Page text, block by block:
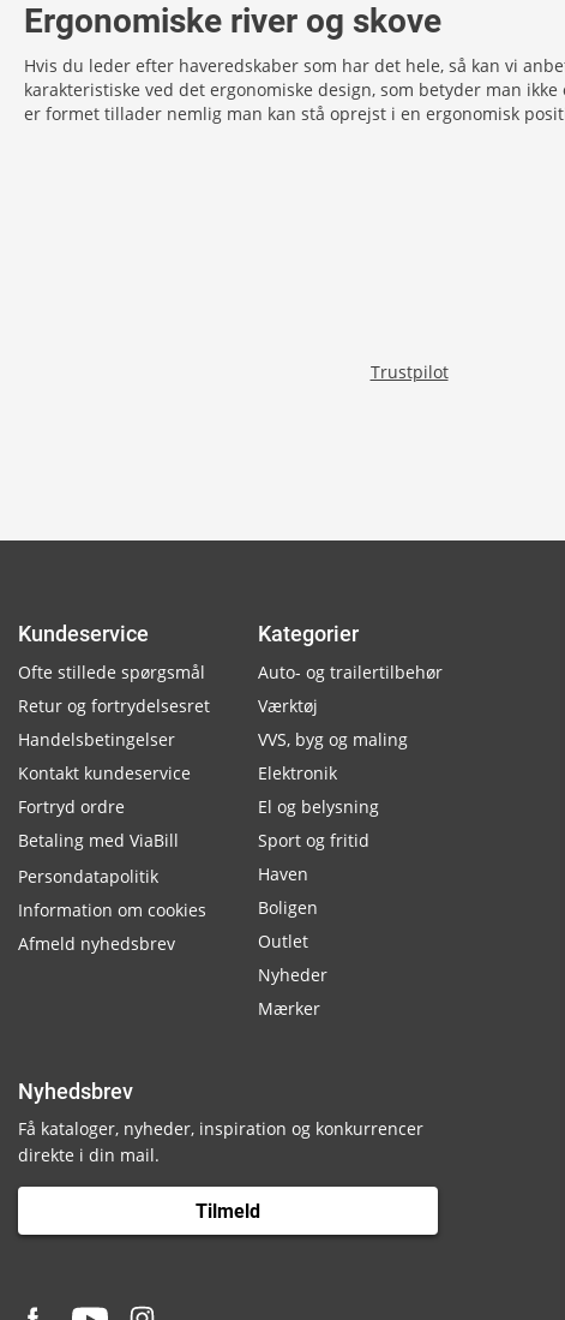
Ergonomiske river og skove
Hvis du leder efter haveredskaber som har det hele, så kan vi
karakteristiske ved det ergonomiske design, som betyder man
er formet tillader nemlig man kan stå oprejst i en ergonomisk
Trustpilot
Kundeservice
Ofte stillede spørgsmål
Retur og fortrydelsesret
Handelsbetingelser
Kontakt kundeservice
Fortryd ordre
Betaling med ViaBill
Persondatapolitik
Information om cookies
Afmeld nyhedsbrev
Kategorier
Auto- og trailertilbehør
Værktøj
VVS, byg og maling
Elektronik
El og belysning
Sport og fritid
Haven
Boligen
Outlet
Nyheder
Mærker
Nyhedsbrev
Få kataloger, nyheder, inspiration og konkurrencer
direkte i din mail.
Tilmeld